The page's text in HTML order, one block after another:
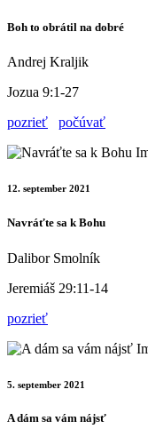
Boh to obrátil na dobré
Andrej Kraljik
Jozua 9:1-27
pozrieť
počúvať
12. september 2021
Navráťte sa k Bohu
Dalibor Smolník
Jeremiáš 29:11-14
pozrieť
5. september 2021
A dám sa vám nájsť